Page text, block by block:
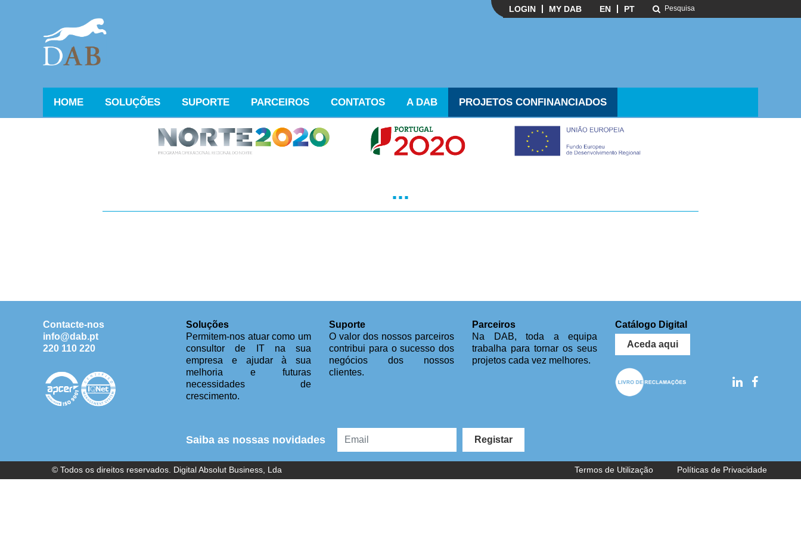
LOGIN MY DAB EN PT
HOME SOLUÇÕES SUPORTE PARCEIROS CONTATOS A DAB PROJETOS CONFINANCIADOS
...
Contacte-nos
info@dab.pt
220 110 220
Soluções
Permitem-nos atuar como um
consultor de IT na sua
empresa e ajudar à sua
melhoria e futuras
necessidades de
crescimento.
Suporte
O valor dos nossos parceiros
contribui para o sucesso dos
negócios dos nossos
clientes.
Parceiros
Na DAB, toda a equipa
trabalha para tornar os seus
projetos cada vez melhores.
Catálogo Digital
Aceda aqui
Saiba as nossas novidades Registar
© Todos os direitos reservados. Digital Absolut Business, Lda Termos de Utilização Políticas de Privacidade